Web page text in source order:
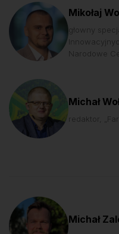
Mikołaj
głowny
Narodowe
Michał
redaktor,
Michał